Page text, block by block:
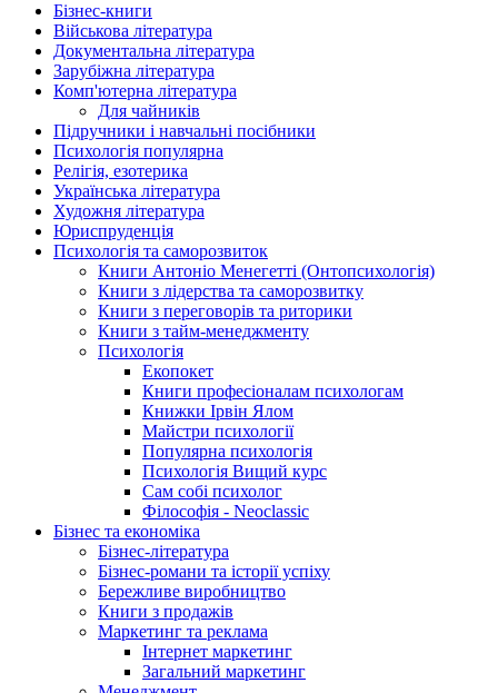
Бізнес-книги
Військова література
Документальна література
Зарубіжна література
Комп'ютерна література
Для чайників
Підручники і навчальні посібники
Психологія популярна
Релігія, езотерика
Українська література
Художня література
Юриспруденція
Психологія та саморозвиток
Книги Антоніо Менегетті (Онтопсихологія)
Книги з лідерства та саморозвитку
Книги з переговорів та риторики
Книги з тайм-менеджменту
Психологія
Екопокет
Книги професіоналам психологам
Книжки Ірвін Ялом
Майстри психології
Популярна психологія
Психологія Вищий курс
Сам собі психолог
Філософія - Neoclassic
Бізнес та економіка
Бізнес-література
Бізнес-романи та історії успіху
Бережливе виробництво
Книги з продажів
Маркетинг та реклама
Інтернет маркетинг
Загальний маркетинг